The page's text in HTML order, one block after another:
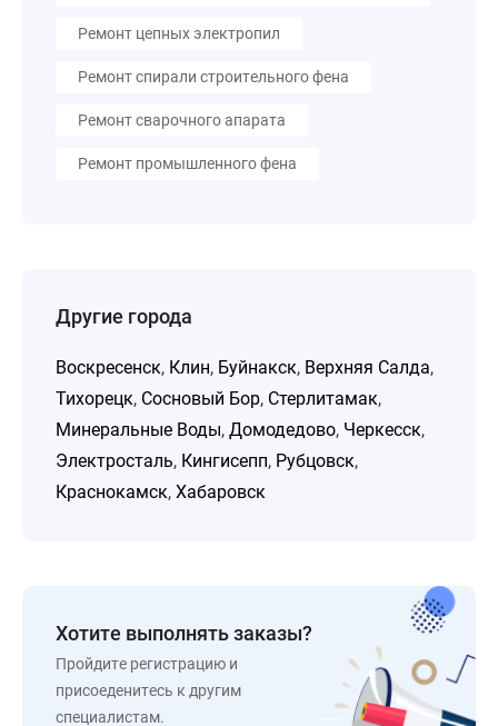
Ремонт цепных электропил
Ремонт спирали строительного фена
Ремонт сварочного апарата
Ремонт промышленного фена
Другие города
Воскресенск, Клин, Буйнакск, Верхняя Салда,
Тихорецк, Сосновый Бор, Стерлитамак,
Минеральные Воды, Домодедово, Черкесск,
Электросталь, Кингисепп, Рубцовск,
Краснокамск, Хабаровск
Хотите выполнять заказы?
Пройдите регистрацию и
присоеденитесь к другим
специалистам.